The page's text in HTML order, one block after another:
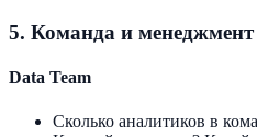
5. Команда и менеджмент
Data Team
Сколько аналитиков в